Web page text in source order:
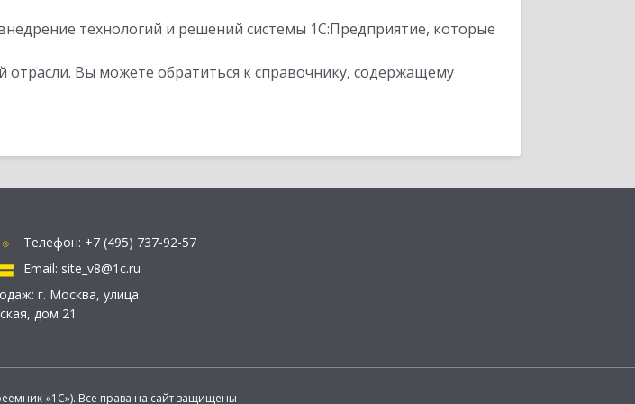
технологий и решений системы 1С:Предприятие, которые
Вы можете обратиться к справочнику, содержащему
Телефон: +7 (495) 737-92-57
Email: site_v8@1c.ru
г. Москва, улица
дом 21
«1С»). Все права на сайт защищены